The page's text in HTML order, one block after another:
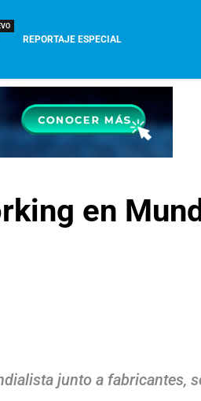
REPORTAJE ESPECIAL
en
junto a fabricantes,